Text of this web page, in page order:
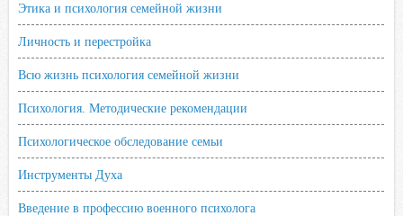
Этика и психология семейной жизни
Личность и перестройка
Всю жизнь психология семейной жизни
Психология. Методические рекомендации
Психологическое обследование семьи
Инструменты Духа
Введение в профессию военного психолога